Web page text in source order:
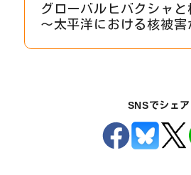
グローバルヒバクシャ
〜太平洋における核被害
SNSでシェア